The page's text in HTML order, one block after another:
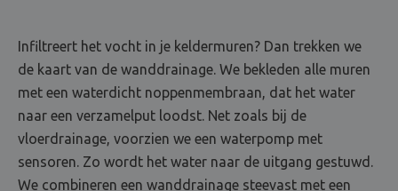
Infiltreert het vocht in je keldermuren? Dan trekken we
de kaart van de wanddrainage. We bekleden alle muren
met een waterdicht noppenmembraan, dat het water
naar een verzamelput loodst. Net zoals bij de
vloerdrainage, voorzien we een waterpomp met
sensoren. Zo wordt het water naar de uitgang gestuwd.
We combineren een wanddrainage steevast met een